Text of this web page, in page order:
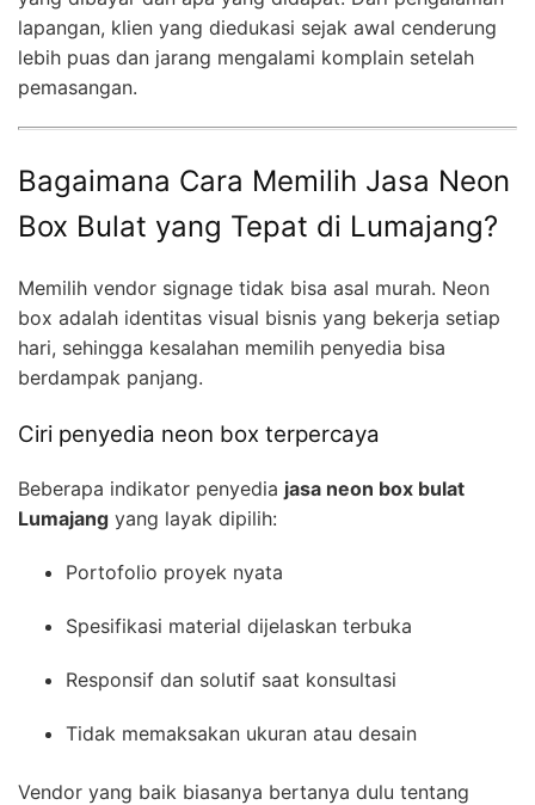
lapangan, klien yang diedukasi sejak awal cenderung
lebih puas dan jarang mengalami komplain setelah
pemasangan.
Bagaimana Cara Memilih Jasa Neon
Box Bulat yang Tepat di Lumajang?
Memilih vendor signage tidak bisa asal murah. Neon
box adalah identitas visual bisnis yang bekerja setiap
hari, sehingga kesalahan memilih penyedia bisa
berdampak panjang.
Ciri penyedia neon box terpercaya
Beberapa indikator penyedia jasa neon box bulat
Lumajang yang layak dipilih:
Portofolio proyek nyata
Spesifikasi material dijelaskan terbuka
Responsif dan solutif saat konsultasi
Tidak memaksakan ukuran atau desain
Vendor yang baik biasanya bertanya dulu tentang